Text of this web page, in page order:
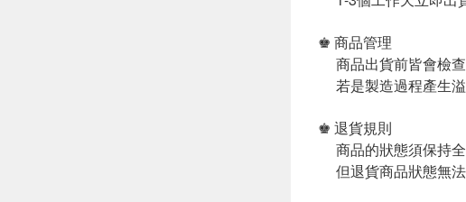
♚ 商品管理
商品出貨前皆會檢查
若是製造過程產生溢
♚ 退貨規則
商品的狀態須保持全
但退貨商品狀態無法